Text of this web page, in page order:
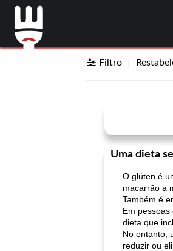
Filtro
Uma dieta
O glúten é
macarrão a
Também é
Em
dieta que
No entanto,
reduzir ou